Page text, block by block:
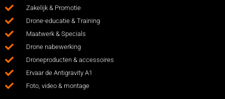
Zakelijk & Promotie
Drone-educatie & Training
Maatwerk & Specials
Drone nabewerking
Droneproducten & accessoires
Ervaar de Antigravity A1
Foto, video & montage